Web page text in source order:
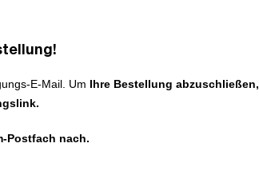
E-Mail. Um Ihre Bestellung abzuschließen,
Postfach nach.